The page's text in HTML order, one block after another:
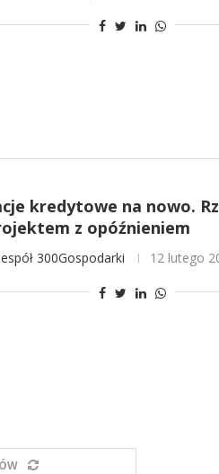
kredytowe na nowo.
z opóźnieniem
300Gospodarki 12 lutego